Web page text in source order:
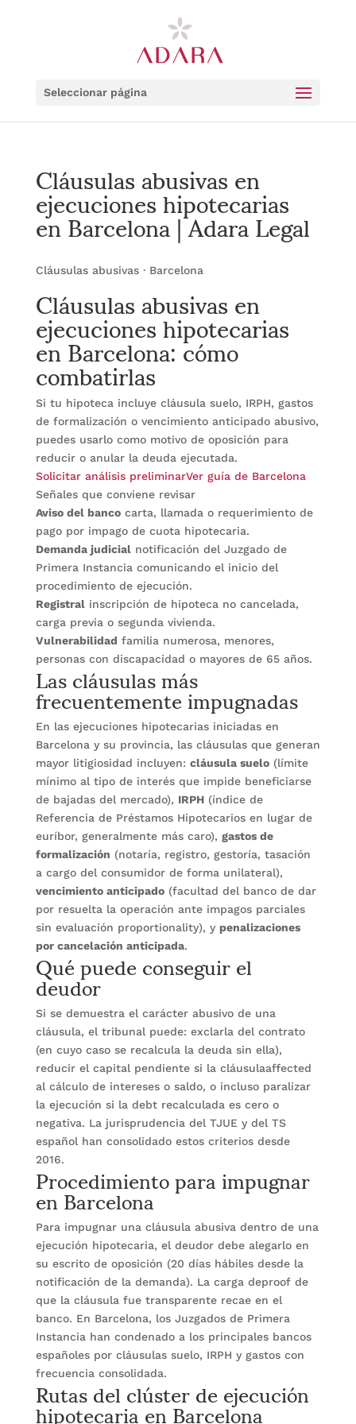
Seleccionar página
Cláusulas abusivas en
ejecuciones hipotecarias
en Barcelona | Adara Legal
Cláusulas abusivas · Barcelona
Cláusulas abusivas en
ejecuciones hipotecarias
en Barcelona: cómo
combatirlas
Si tu hipoteca incluye cláusula suelo, IRPH, gastos
de formalización o vencimiento anticipado abusivo,
puedes usarlo como motivo de oposición para
reducir o anular la deuda ejecutada.
Solicitar análisis preliminarVer guía de Barcelona
Señales que conviene revisar
Aviso del bancocarta, llamada o requerimiento de
pago por impago de cuota hipotecaria.
Demanda judicialnotificación del Juzgado de
Primera Instancia comunicando el inicio del
procedimiento de ejecución.
Registralinscripción de hipoteca no cancelada,
carga previa o segunda vivienda.
Vulnerabilidad familia numerosa, menores,
personas con discapacidad o mayores de 65 años.
Las cláusulas más
frecuentemente impugnadas
En las ejecuciones hipotecarias iniciadas en
Barcelona y su provincia, las cláusulas que generan
mayor litigiosidad incluyen: cláusula suelo(límite
mínimo al tipo de interés que impide beneficiarse
de bajadas del mercado), IRPH(índice de
Referencia de Préstamos Hipotecarios en lugar de
euríbor, generalmente más caro), gastos de
formalización (notaría, registro, gestoría, tasación
a cargo del consumidor de forma unilateral),
vencimiento anticipado(facultad del banco de dar
por resuelta la operación ante impagos parciales
sin evaluación proportionality), y penalizaciones
por cancelación anticipada.
Qué puede conseguir el
deudor
Si se demuestra el carácter abusivo de una
cláusula, el tribunal puede: exclarla del contrato
(en cuyo caso se recalcula la deuda sin ella),
reducir el capital pendiente si la cláusulaaffected
al cálculo de intereses o saldo, o incluso paralizar
la ejecución si la debt recalculada es cero o
negativa. La jurisprudencia del TJUE y del TS
español han consolidado estos criterios desde
2016.
Procedimiento para impugnar
en Barcelona
Para impugnar una cláusula abusiva dentro de una
ejecución hipotecaria, el deudor debe alegarlo en
su escrito de oposición (20 días hábiles desde la
notificación de la demanda). La carga deproof de
que la cláusula fue transparente recae en el
banco. En Barcelona, los Juzgados de Primera
Instancia han condenado a los principales bancos
españoles por cláusulas suelo, IRPH y gastos con
frecuencia consolidada.
Rutas del clúster de ejecución